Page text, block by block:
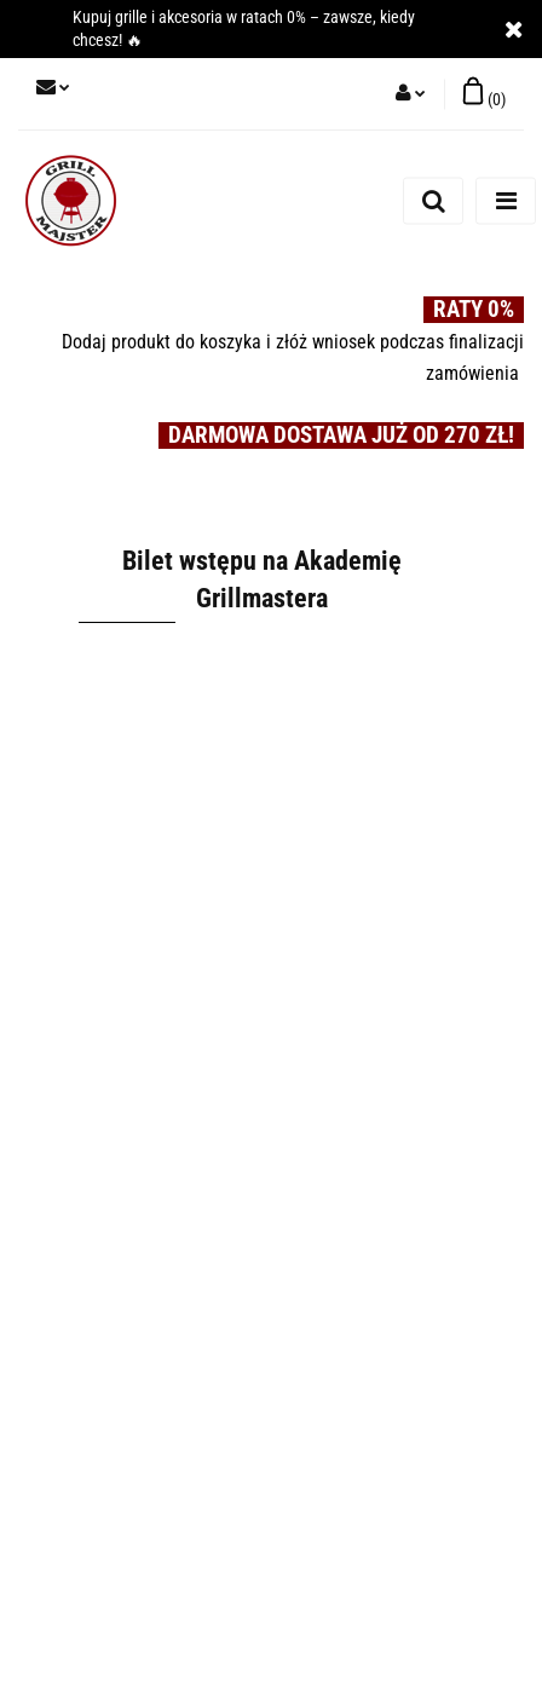
Kupuj grille i akcesoria w ratach 0% – zawsze, kiedy
chcesz! 🔥
Zarejestruj się
(0)
RATY 0%
Dodaj produkt do koszyka i złóż wniosek podczas finalizacji
zamówienia
DARMOWA DOSTAWA JUŻ OD 270 ZŁ!
Bilet wstępu na Akademię
Grillmastera